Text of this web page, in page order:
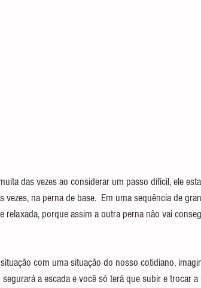
das vezes ao considerar um passo difícil, ele
vezes, na perna de base.  Em uma sequência de
relaxada, porque assim a outra perna não vai
com uma situação do nosso cotidiano,
a escada e você só terá que subir e trocar